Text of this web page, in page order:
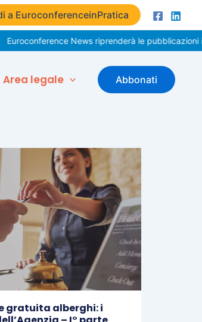
a EuroconferenceinPratica
Euroconference News riprenderà le pubblicazioni il
Area legale Abbonati
gratuita alberghi: i